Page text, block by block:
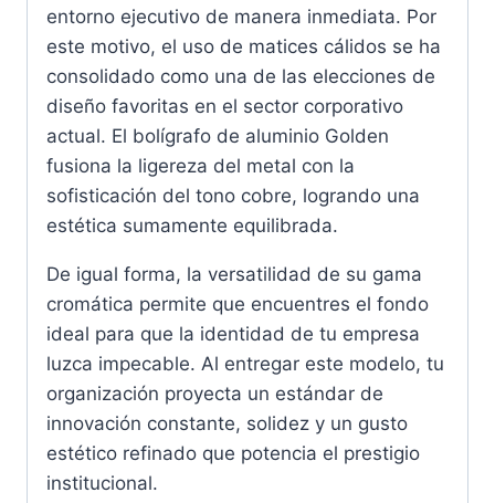
entorno ejecutivo de manera inmediata. Por
este motivo, el uso de matices cálidos se ha
consolidado como una de las elecciones de
diseño favoritas en el sector corporativo
actual. El bolígrafo de aluminio Golden
fusiona la ligereza del metal con la
sofisticación del tono cobre, logrando una
estética sumamente equilibrada.
De igual forma, la versatilidad de su gama
cromática permite que encuentres el fondo
ideal para que la identidad de tu empresa
luzca impecable. Al entregar este modelo, tu
organización proyecta un estándar de
innovación constante, solidez y un gusto
estético refinado que potencia el prestigio
institucional.